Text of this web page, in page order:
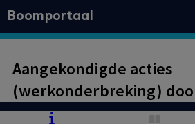
Boomportaal
Aangekondigde acties
(werkonderbreking)
Politiebonden tijdens